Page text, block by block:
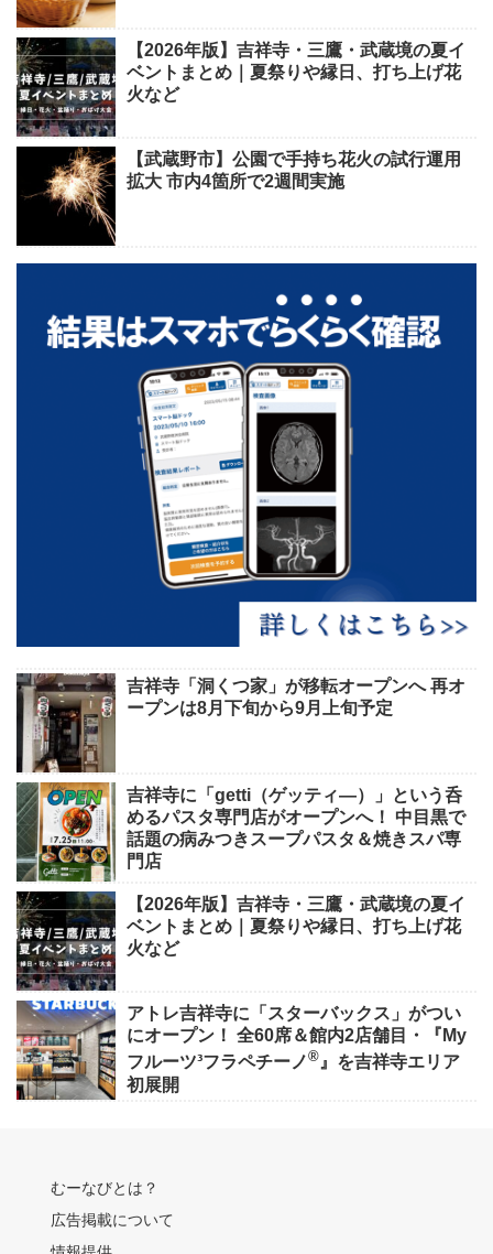
【2026年版】吉祥寺・三鷹・武蔵境の夏イ
ベントまとめ｜夏祭りや縁日、打ち上げ花
火など
【武蔵野市】公園で手持ち花火の試行運用
拡大 市内4箇所で2週間実施
吉祥寺「洞くつ家」が移転オープンへ 再オ
ープンは8月下旬から9月上旬予定
吉祥寺に「getti（ゲッティ―）」という呑
めるパスタ専門店がオープンへ！ 中目黒で
話題の病みつきスープパスタ＆焼きスパ専
門店
【2026年版】吉祥寺・三鷹・武蔵境の夏イ
ベントまとめ｜夏祭りや縁日、打ち上げ花
火など
アトレ吉祥寺に「スターバックス」がつい
にオープン！ 全60席＆館内2店舗目・『My
フルーツ³フラペチーノ®』を吉祥寺エリア
初展開
むーなびとは？
広告掲載について